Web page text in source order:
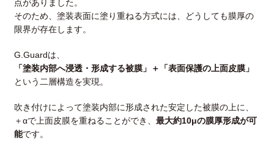
点がありました。
そのため、塗装表面に塗り重ねる方式には、どうしても膜厚の
限界が存在します。
G.Guardは、
「塗装内部へ浸透・形成する被膜」＋「表面保護の上面皮膜」
という二層構造を実現。
吹き付けによって塗装内部に形成された安定した被膜の上に、
＋αで上面皮膜を重ねることができ、最大約10μの膜厚形成が可
能です。